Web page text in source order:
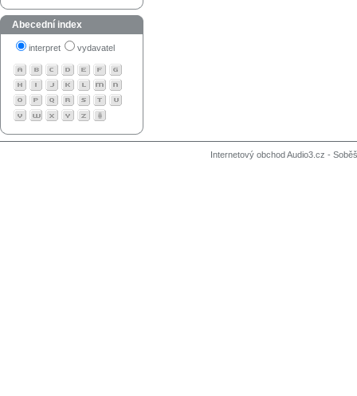
Abecední index
interpret vydavatel
Internetový obchod Audio3.cz -